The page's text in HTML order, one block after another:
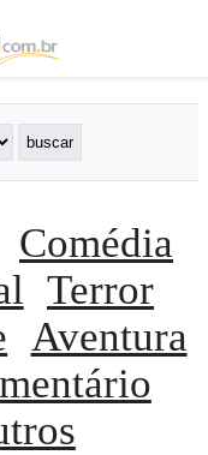
Comédia
Terror
Aventura